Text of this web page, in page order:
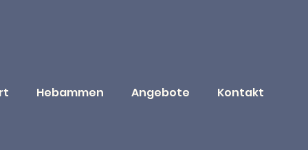
Hebammen Angebote Kontakt